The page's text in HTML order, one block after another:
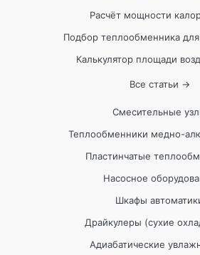
Расчёт мощности
Подбор теплообменника
Калькулятор площади
Все статьи →
Смесительные
Теплообменники медно-
Пластинчатые
Насосное
Шкафы
Драйкулеры (сухие
Адиабатические